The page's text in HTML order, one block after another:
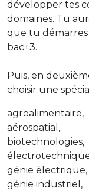
développer tes
domaines. Tu
que tu démarres
bac+3.
Puis, en
choisir une
agroalimentaire,
aérospatial,
biotechnologies,
génie électrique,
génie industriel,